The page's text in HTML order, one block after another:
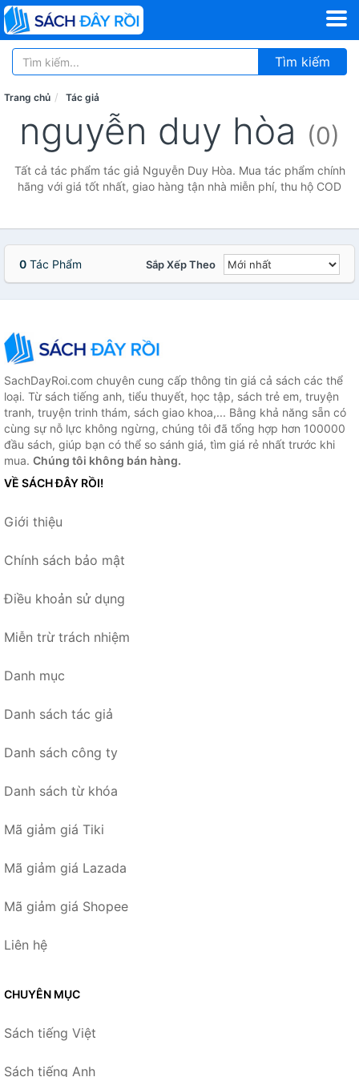
Tìm kiếm
Trang chủ Tác giả
nguyễn duy hòa (0)
Tất cả tác phẩm tác giả Nguyễn Duy Hòa. Mua tác phẩm chính
hãng với giá tốt nhất, giao hàng tận nhà miễn phí, thu hộ COD
0 Tác Phẩm Sắp Xếp Theo
SachDayRoi.com chuyên cung cấp thông tin giá cả sách các thể
loại. Từ sách tiếng anh, tiểu thuyết, học tập, sách trẻ em, truyện
tranh, truyện trinh thám, sách giao khoa,... Bằng khả năng sẵn có
cùng sự nỗ lực không ngừng, chúng tôi đã tổng hợp hơn 100000
đầu sách, giúp bạn có thể so sánh giá, tìm giá rẻ nhất trước khi
mua. Chúng tôi không bán hàng.
VỀ SÁCH ĐÂY RỒI!
Giới thiệu
Chính sách bảo mật
Điều khoản sử dụng
Miễn trừ trách nhiệm
Danh mục
Danh sách tác giả
Danh sách công ty
Danh sách từ khóa
Mã giảm giá Tiki
Mã giảm giá Lazada
Mã giảm giá Shopee
Liên hệ
CHUYÊN MỤC
Sách tiếng Việt
Sách tiếng Anh